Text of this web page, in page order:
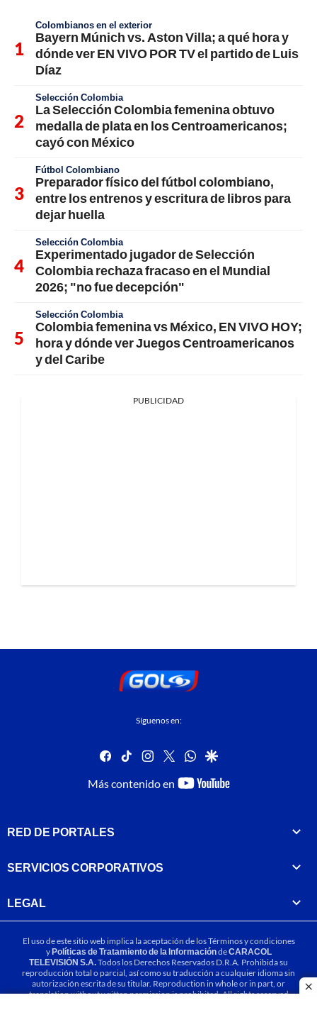
Colombianos en el exterior
Bayern Múnich vs. Aston Villa; a qué hora y
dónde ver EN VIVO POR TV el partido de Luis
Díaz
Selección Colombia
La Selección Colombia femenina obtuvo
medalla de plata en los Centroamericanos;
cayó con México
Fútbol Colombiano
Preparador físico del fútbol colombiano,
entre los entrenos y escritura de libros para
dejar huella
Selección Colombia
Experimentado jugador de Selección
Colombia rechaza fracaso en el Mundial
2026; "no fue decepción"
Selección Colombia
Colombia femenina vs México, EN VIVO HOY;
hora y dónde ver Juegos Centroamericanos
y del Caribe
PUBLICIDAD
Síguenos en:
facebook
tiktok instagram
twitterwhatsapp
google
Más contenido en
youtube-
RED DE PORTALES
SERVICIOS CORPORATIVOS
LEGAL
El uso de este sitio web implica la aceptación de losTérminos y condiciones
yPolíticas de Tratamiento de la InformacióndeCARACOL
TELEVISIÓN S.A.Todos los Derechos Reservados D.R.A. Prohibida su
reproducción total o parcial, así como su traducción a cualquier idioma sin
autorización escrita de su titular. Reproduction in whole or in part, or
translation without written permission is prohibited. All rights reserved